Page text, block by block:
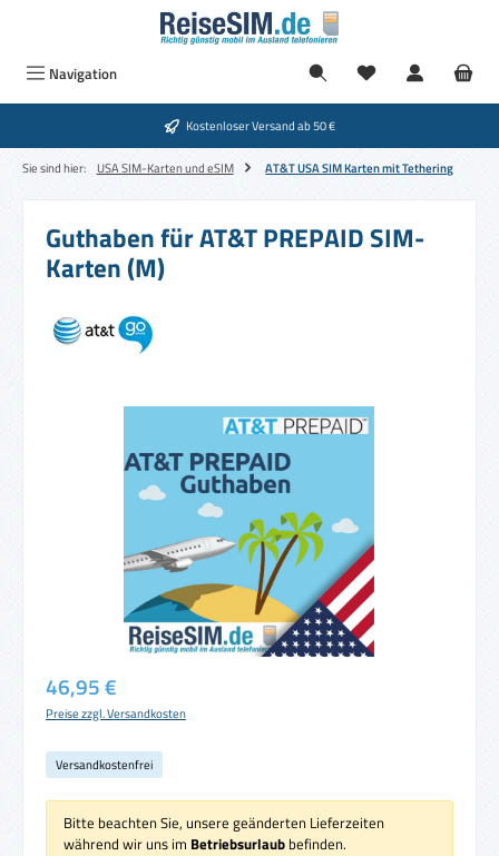
Zum Hauptinhalt springen
Navigation
Kostenloser Versand ab 50 €
Sie sind hier: USA SIM-Karten und eSIM AT&T USA SIM Karten mit Tethering
Guthaben für AT&T PREPAID SIM-
Karten (M)
Regulärer Preis:
46,95 €
Preise zzgl. Versandkosten
Versandkostenfrei
Bitte beachten Sie, unsere geänderten Lieferzeiten
während wir uns im Betriebsurlaub befinden.